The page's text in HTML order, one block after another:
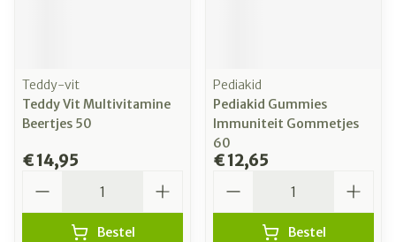
Teddy-vit
Teddy Vit Multivitamine
Beertjes 50
€ 14,95
Bestel
Pediakid
Pediakid Gummies
Immuniteit Gommetjes
60
€ 12,65
Bestel